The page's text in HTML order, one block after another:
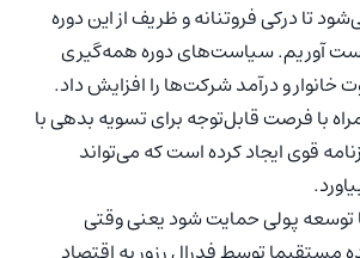
تا درکی فروتنانه و ظریف از این دوره
آوریم. سیاست‌های دوره همه‌گیری
و درآمد شرکت‌ها را افزایش داد.
با فرصت قابل‌توجه برای تسویه بدهی با
قوی ایجاد کرده است که می‌تواند
پولی حمایت شود یعنی وقتی